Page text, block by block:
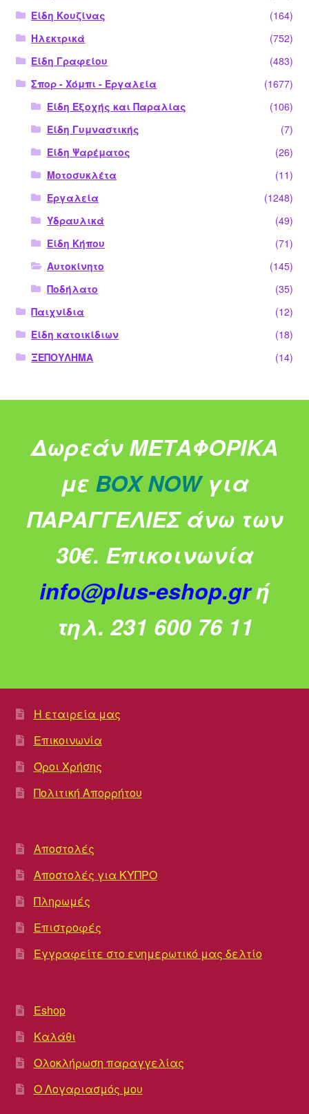
Είδη Κουζίνας
(164)
Ηλεκτρικά
(752)
Είδη Γραφείου
(483)
Σπορ - Χόμπι - Εργαλεία
(1677)
Είδη Εξοχής και Παραλίας
(106)
Είδη Γυμναστικής
(7)
Είδη Ψαρέματος
(26)
Μοτοσυκλέτα
(11)
Εργαλεία
(1248)
Υδραυλικά
(49)
Είδη Κήπου
(71)
Αυτοκίνητο
(145)
Ποδήλατο
(35)
Παιχνίδια
(12)
Είδη κατοικίδιων
(18)
ΞΕΠΟΥΛΗΜΑ
(14)
Δωρεάν ΜΕΤΑΦΟΡΙΚΑ
με BOX NOW για
ΠΑΡΑΓΓΕΛΙΕΣ άνω των
30€. Επικοινωνία
info@plus-eshop.grή
τηλ. 231 600 76 11
Η εταιρεία μας
Επικοινωνία
Όροι Χρήσης
Πολιτική Απορρήτου
Αποστολές
Αποστολές για ΚΥΠΡΟ
Πληρωμές
Επιστροφές
Εγγραφείτε στο ενημερωτικό μας δελτίο
Eshop
Καλάθι
Ολοκλήρωση παραγγελίας
Ο Λογαριασμός μου